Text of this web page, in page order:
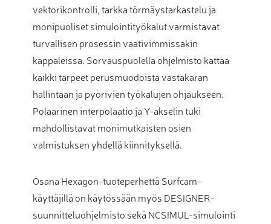
vektorikontrolli, tarkka törmäystarkastelu ja
monipuoliset simulointityökalut varmistavat
turvallisen prosessin vaativimmissakin
kappaleissa. Sorvauspuolella ohjelmisto kattaa
kaikki tarpeet perusmuodoista vastakaran
hallintaan ja pyörivien työkalujen ohjaukseen.
Polaarinen interpolaatio ja Y-akselin tuki
mahdollistavat monimutkaisten osien
valmistuksen yhdellä kiinnityksellä.
Osana Hexagon-tuoteperhettä Surfcam-
käyttäjillä on käytössään myös DESIGNER-
suunnitteluohjelmisto sekä NCSIMUL-simulointi